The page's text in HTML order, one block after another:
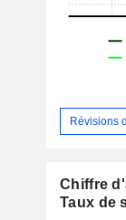
Révisions
Chiffre
Taux de